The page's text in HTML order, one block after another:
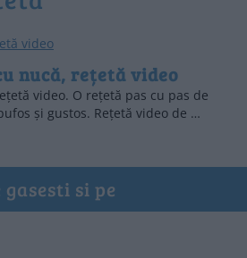
nucă, rețetă video
video. O rețetă pas cu pas de
și gustos. Rețetă video de …
gasesti si pe